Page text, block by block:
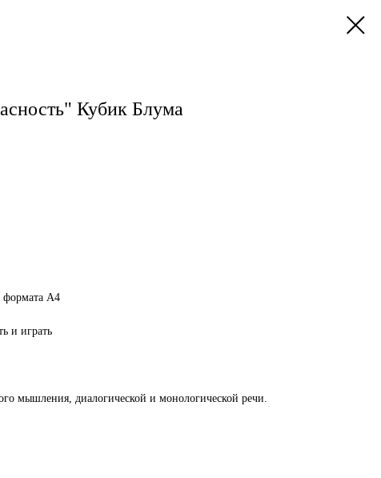
Кубик Блума
формата А4
и играть
мышления, диалогической и монологической речи.